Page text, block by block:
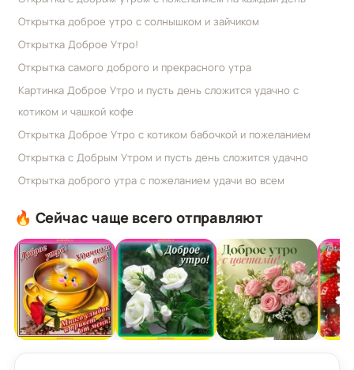
Открытка доброе утро с солнышком и зайчиком
Открытка Доброе Утро!
Открытка самого доброго и прекрасного утра
Картинка Доброе Утро и пусть день сложится удачно с
котиком и чашкой кофе
Открытка Доброе Утро с котиком бабочкой и пожеланием
Открытка с Добрым Утром и пусть день сложится удачно
Открытка доброго утра с пожеланием удачи во всем
🔥 Сейчас чаще всего отправляют